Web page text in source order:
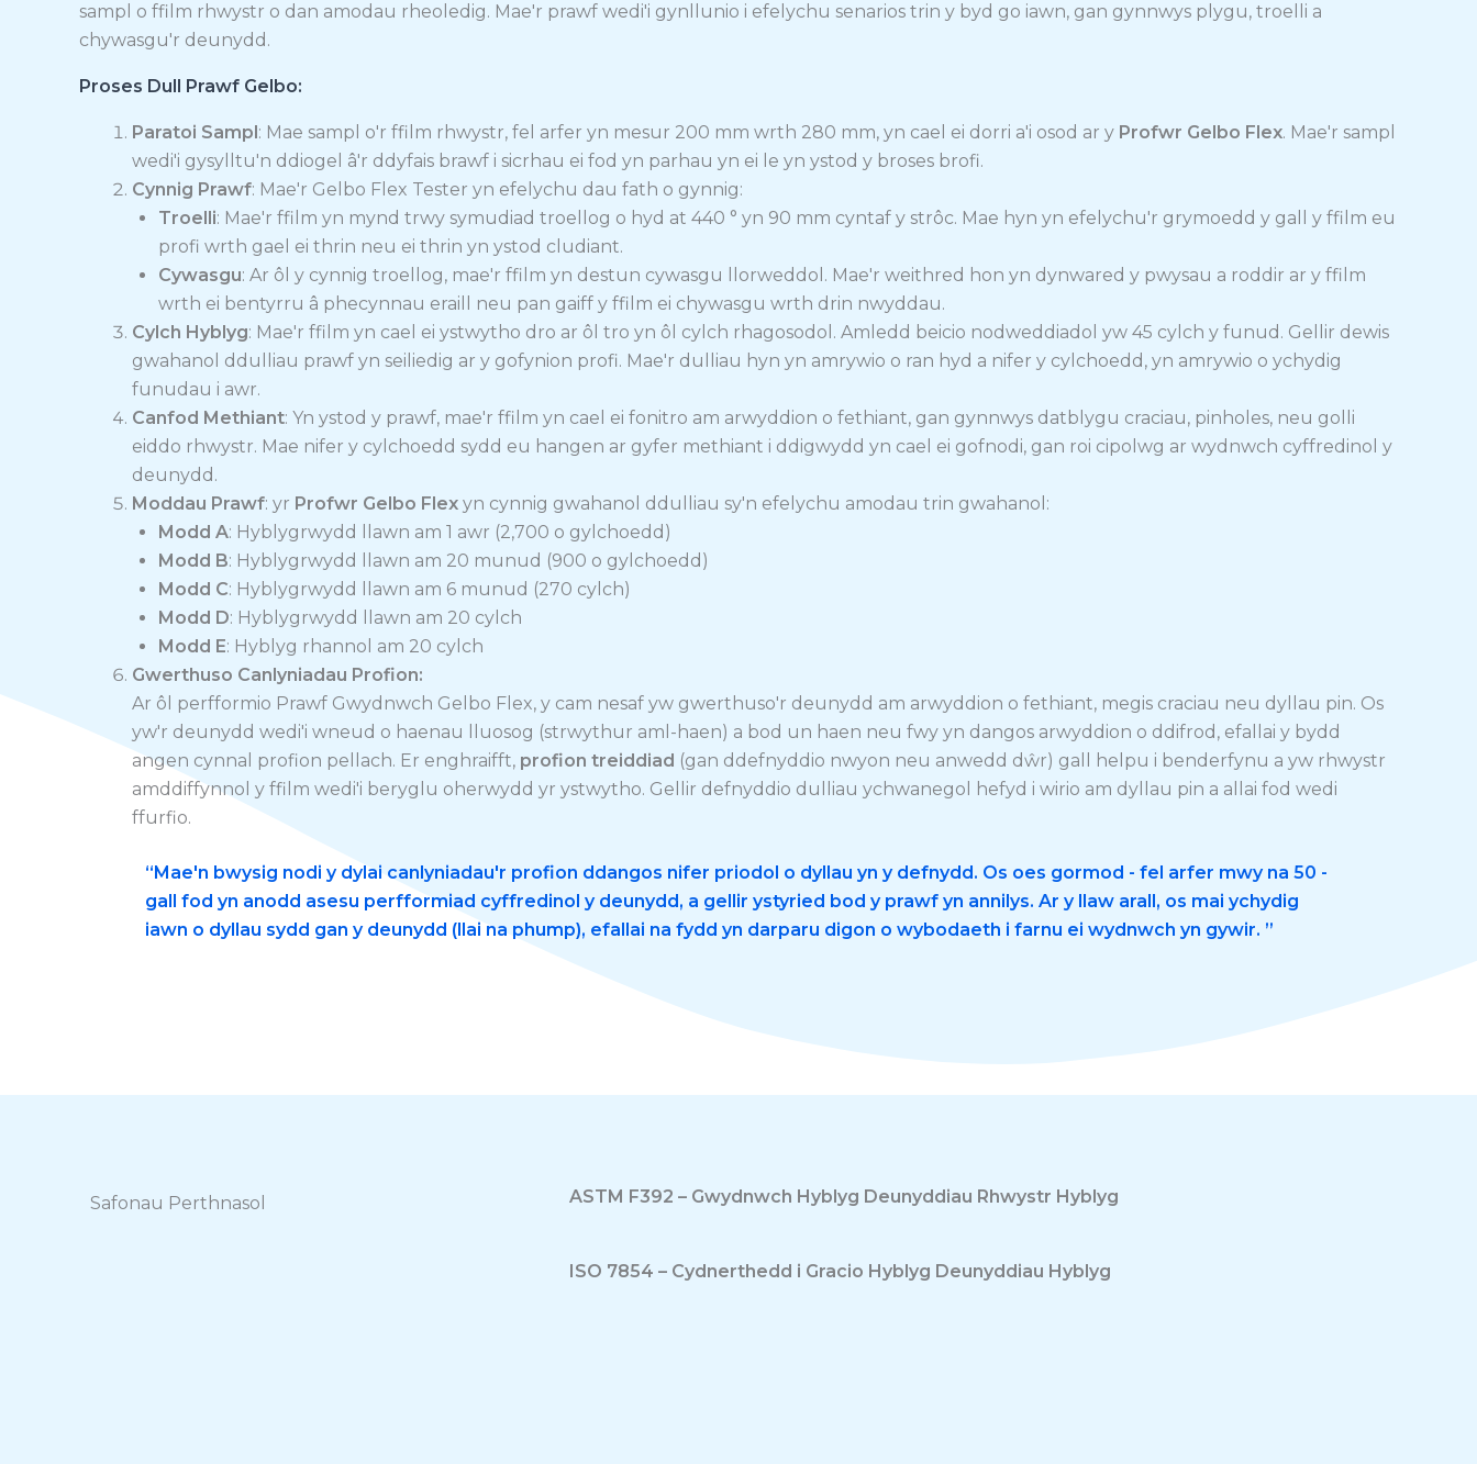
sampl o ffilm rhwystr o dan amodau rheoledig. Mae'r prawf wedi'i gynllunio i efelychu senarios trin y byd go iawn, gan gynnwys plygu, troelli a
chywasgu'r deunydd.
Proses Dull Prawf Gelbo:
Paratoi Sampl: Mae sampl o'r ffilm rhwystr, fel arfer yn mesur 200 mm wrth 280 mm, yn cael ei dorri a'i osod ar y Profwr Gelbo Flex. Mae'r sampl
wedi'i gysylltu'n ddiogel â'r ddyfais brawf i sicrhau ei fod yn parhau yn ei le yn ystod y broses brofi.
Cynnig Prawf: Mae'r Gelbo Flex Tester yn efelychu dau fath o gynnig:
Troelli: Mae'r ffilm yn mynd trwy symudiad troellog o hyd at 440 ° yn 90 mm cyntaf y strôc. Mae hyn yn efelychu'r grymoedd y gall y ffilm eu
profi wrth gael ei thrin neu ei thrin yn ystod cludiant.
Cywasgu: Ar ôl y cynnig troellog, mae'r ffilm yn destun cywasgu llorweddol. Mae'r weithred hon yn dynwared y pwysau a roddir ar y ffilm
wrth ei bentyrru â phecynnau eraill neu pan gaiff y ffilm ei chywasgu wrth drin nwyddau.
Cylch Hyblyg: Mae'r ffilm yn cael ei ystwytho dro ar ôl tro yn ôl cylch rhagosodol. Amledd beicio nodweddiadol yw 45 cylch y funud. Gellir dewis
gwahanol ddulliau prawf yn seiliedig ar y gofynion profi. Mae'r dulliau hyn yn amrywio o ran hyd a nifer y cylchoedd, yn amrywio o ychydig
funudau i awr.
Canfod Methiant: Yn ystod y prawf, mae'r ffilm yn cael ei fonitro am arwyddion o fethiant, gan gynnwys datblygu craciau, pinholes, neu golli
eiddo rhwystr. Mae nifer y cylchoedd sydd eu hangen ar gyfer methiant i ddigwydd yn cael ei gofnodi, gan roi cipolwg ar wydnwch cyffredinol y
deunydd.
Moddau Prawf: yr Profwr Gelbo Flex yn cynnig gwahanol ddulliau sy'n efelychu amodau trin gwahanol:
Modd A: Hyblygrwydd llawn am 1 awr (2,700 o gylchoedd)
Modd B: Hyblygrwydd llawn am 20 munud (900 o gylchoedd)
Modd C: Hyblygrwydd llawn am 6 munud (270 cylch)
Modd D: Hyblygrwydd llawn am 20 cylch
Modd E: Hyblyg rhannol am 20 cylch
Gwerthuso Canlyniadau Profion:
Ar ôl perfformio Prawf Gwydnwch Gelbo Flex, y cam nesaf yw gwerthuso'r deunydd am arwyddion o fethiant, megis craciau neu dyllau pin. Os
yw'r deunydd wedi'i wneud o haenau lluosog (strwythur aml-haen) a bod un haen neu fwy yn dangos arwyddion o ddifrod, efallai y bydd
angen cynnal profion pellach. Er enghraifft, profion treiddiad (gan ddefnyddio nwyon neu anwedd dŵr) gall helpu i benderfynu a yw rhwystr
amddiffynnol y ffilm wedi'i beryglu oherwydd yr ystwytho. Gellir defnyddio dulliau ychwanegol hefyd i wirio am dyllau pin a allai fod wedi
ffurfio.
“Mae'n bwysig nodi y dylai canlyniadau'r profion ddangos nifer priodol o dyllau yn y defnydd. Os oes gormod - fel arfer mwy na 50 -
gall fod yn anodd asesu perfformiad cyffredinol y deunydd, a gellir ystyried bod y prawf yn annilys. Ar y llaw arall, os mai ychydig
iawn o dyllau sydd gan y deunydd (llai na phump), efallai na fydd yn darparu digon o wybodaeth i farnu ei wydnwch yn gywir. ”
Safonau Perthnasol ASTM F392 – Gwydnwch Hyblyg Deunyddiau Rhwystr Hyblyg
ISO 7854 – Cydnerthedd i Gracio Hyblyg Deunyddiau Hyblyg